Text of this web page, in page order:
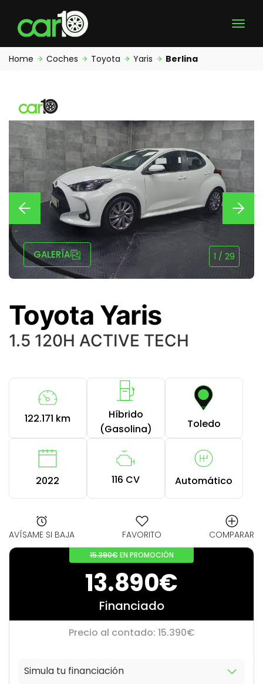
Home Coches Toyota Yaris Berlina
GALERÍA 1 / 29
Toyota Yaris
1.5 120H ACTIVE TECH
122.171 km
Híbrido
(Gasolina)
Toledo
2022 116 CV Automático
AVÍSAME SI BAJA FAVORITO COMPARAR
15.390€EN PROMOCIÓN
13.890€
Financiado
Precio al contado: 15.390€
Simula tu financiación